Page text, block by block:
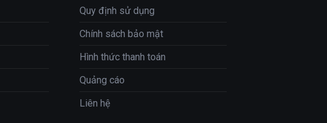
Quy định sử dụng
Chính sách bảo mật
Hình thức thanh toán
Quảng cáo
Liên hệ